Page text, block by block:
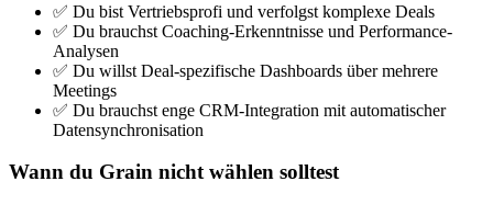
✅ Du bist Vertriebsprofi und verfolgst komplexe Deals
✅ Du brauchst Coaching-Erkenntnisse und Performance-
Analysen
✅ Du willst Deal-spezifische Dashboards über mehrere
Meetings
✅ Du brauchst enge CRM-Integration mit automatischer
Datensynchronisation
Wann du Grain nicht wählen solltest